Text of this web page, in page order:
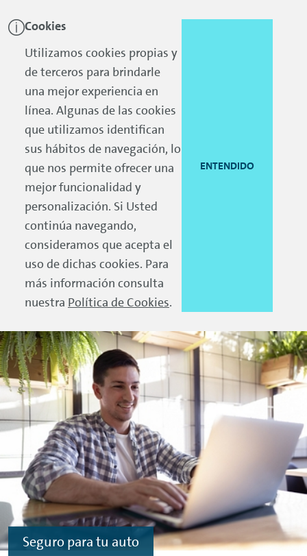
Cookies
Utilizamos cookies propias y
de terceros para brindarle
una mejor experiencia en
línea. Algunas de las cookies
que utilizamos identifican
sus hábitos de navegación, lo
que nos permite ofrecer una
mejor funcionalidad y
personalización. Si Usted
continúa navegando,
consideramos que acepta el
uso de dichas cookies. Para
más información consulta
nuestra Política de Cookies.
ENTENDIDO
Seguro para tu auto